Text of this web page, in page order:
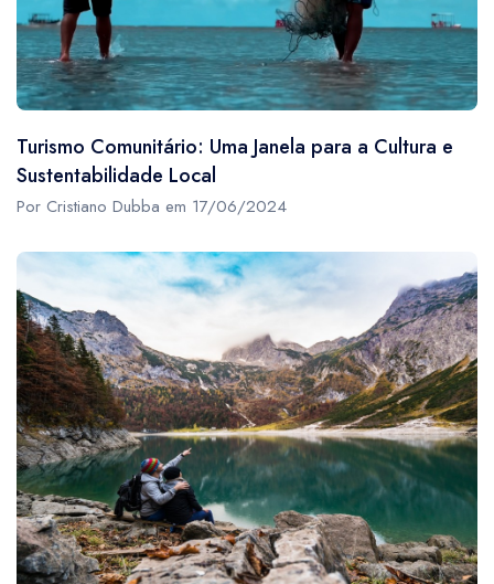
Turismo Comunitário: Uma Janela para a Cultura e
Sustentabilidade Local
Por Cristiano Dubba em 17/06/2024